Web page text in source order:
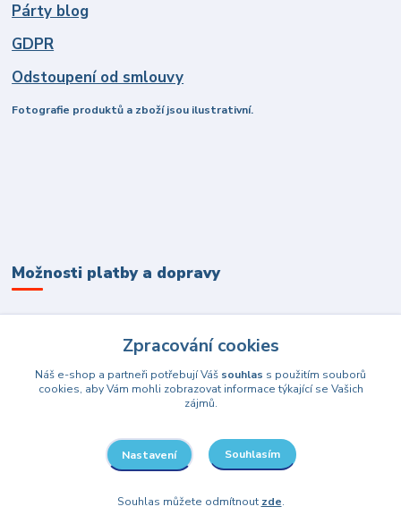
Párty blog
GDPR
Odstoupení od smlouvy
Fotografie produktů a zboží jsou ilustrativní.
Možnosti platby a dopravy
Zpracování cookies
Náš e-shop a partneři potřebují Váš souhlas s použitím souborů
cookies, aby Vám mohli zobrazovat informace týkající se Vašich
zájmů.
Nastavení Souhlasím
Souhlas můžete odmítnout zde.